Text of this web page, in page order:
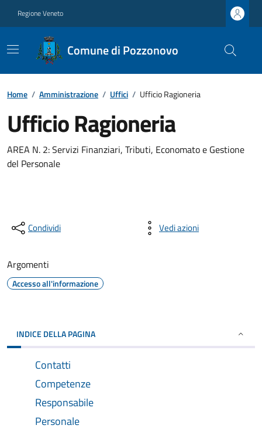
Regione Veneto
Comune di Pozzonovo
Home / Amministrazione / Uffici / Ufficio Ragioneria
Ufficio Ragioneria
AREA N. 2: Servizi Finanziari, Tributi, Economato e Gestione
del Personale
Condividi Vedi azioni
Argomenti
Accesso all'informazione
INDICE DELLA PAGINA
Contatti
Competenze
Responsabile
Personale